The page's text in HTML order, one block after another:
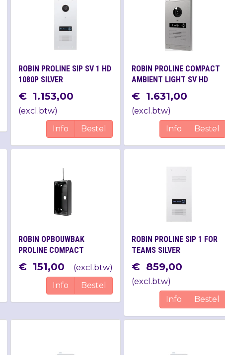
ROBIN PROLINE SIP SV 1 HD
1080P SILVER
€ 1.153,00
(excl.btw)
Info
Bestel
ROBIN PROLINE COMPACT
AMBIENT LIGHT SV HD
1080P SILVER
€ 1.631,00
(excl.btw)
Info
Bestel
ROBIN OPBOUWBAK
PROLINE COMPACT
(SILVER)
€ 151,00 (excl.btw)
Info
Bestel
ROBIN PROLINE SIP 1 FOR
TEAMS SILVER
€ 859,00
(excl.btw)
Info
Bestel